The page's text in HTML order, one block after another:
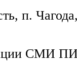
п.
СМИ